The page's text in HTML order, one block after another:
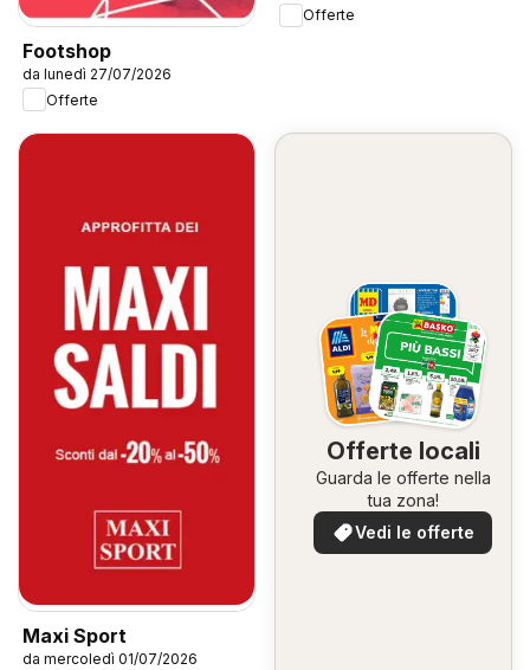
Footshop
da lunedì 27/07/2026
Offerte
Offerte
Maxi Sport
da mercoledì 01/07/2026
Offerte locali
Guarda le offerte nella
tua zona!
Vedi le offerte